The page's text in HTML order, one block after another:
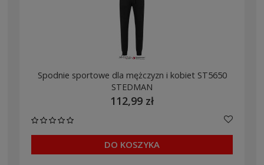
Spodnie sportowe dla mężczyzn i kobiet ST5650
STEDMAN
112,99 zł
DO KOSZYKA